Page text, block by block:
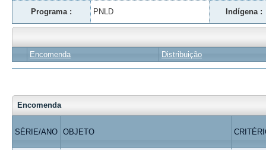
Programa : PNLD Indígena :
Encomenda Distribuição
Encomenda
SÉRIE/ANO OBJETO